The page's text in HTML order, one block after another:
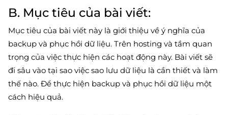
B. Mục tiêu của bài viết:
Mục tiêu của bài viết này là giới thiệu về ý nghĩa của
backup và phục hồi dữ liệu. Trên hosting và tầm quan
trọng của việc thực hiện các hoạt động này. Bài viết sẽ
đi sâu vào tại sao việc sao lưu dữ liệu là cần thiết và làm
thế nào. Để thực hiện backup và phục hồi dữ liệu một
cách hiệu quả.